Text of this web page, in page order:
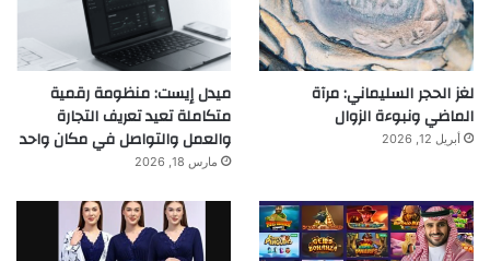
لغز الحجر السليماني: مرآة
الماضي ونبوءة الزوال
أبريل 12, 2026
ميدل إيست: منظومة رقمية
متكاملة تعيد تعريف التجارة
والعمل والتواصل في مكان واحد
مارس 18, 2026